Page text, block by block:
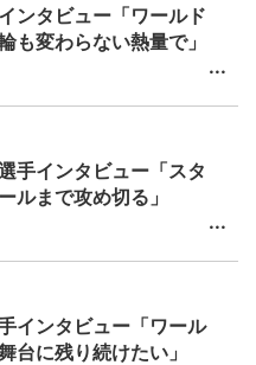
ンタビュー「ワールド
も変わらない熱量で」
手インタビュー「スタ
ルまで攻め切る」
インタビュー「ワール
台に残り続けたい」